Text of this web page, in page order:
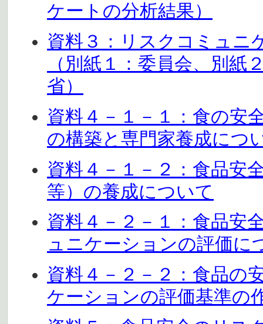
ケートの分析結果）
資料３：リスクコミュニ
（別紙１：委員会、別紙
省）
資料４－１－１：食の安
の構築と専門家養成につ
資料４－１－２：食品安
等）の養成について
資料４－２－１：食品安
ュニケーションの評価に
資料４－２－２：食品の
ケーションの評価基準の